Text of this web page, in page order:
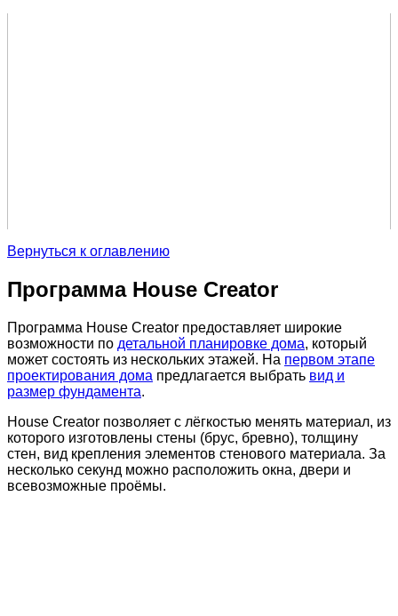
Вернуться к оглавлению
Программа House Creator
Программа House Сreator предоставляет широкие
возможности по детальной планировке дома, который
может состоять из нескольких этажей. На первом этапе
проектирования дома предлагается выбрать вид и
размер фундамента.
House Сreator позволяет с лёгкостью менять материал, из
которого изготовлены стены (брус, бревно), толщину
стен, вид крепления элементов стенового материала. За
несколько секунд можно расположить окна, двери и
всевозможные проёмы.